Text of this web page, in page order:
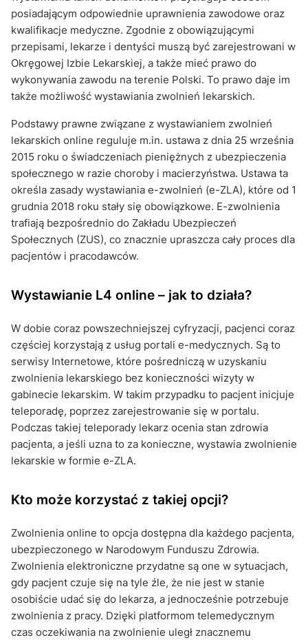
posiadającym odpowiednie uprawnienia zawodowe oraz
kwalifikacje medyczne. Zgodnie z obowiązującymi
przepisami, lekarze i dentyści muszą być zarejestrowani w
Okręgowej Izbie Lekarskiej, a także mieć prawo do
wykonywania zawodu na terenie Polski. To prawo daje im
także możliwość wystawiania zwolnień lekarskich.
Podstawy prawne związane z wystawianiem zwolnień
lekarskich online reguluje m.in. ustawa z dnia 25 września
2015 roku o świadczeniach pieniężnych z ubezpieczenia
społecznego w razie choroby i macierzyństwa. Ustawa ta
określa zasady wystawiania e-zwolnień (e-ZLA), które od 1
grudnia 2018 roku stały się obowiązkowe. E-zwolnienia
trafiają bezpośrednio do Zakładu Ubezpieczeń
Społecznych (ZUS), co znacznie upraszcza cały proces dla
pacjentów i pracodawców.
Wystawianie L4 online – jak to działa?
W dobie coraz powszechniejszej cyfryzacji, pacjenci coraz
częściej korzystają z usług portali e-medycznych. Są to
serwisy Internetowe, które pośredniczą w uzyskaniu
zwolnienia lekarskiego bez konieczności wizyty w
gabinecie lekarskim. W takim przypadku to pacjent inicjuje
teleporadę, poprzez zarejestrowanie się w portalu.
Podczas takiej teleporady lekarz ocenia stan zdrowia
pacjenta, a jeśli uzna to za konieczne, wystawia zwolnienie
lekarskie w formie e-ZLA.
Kto może korzystać z takiej opcji?
Zwolnienia online to opcja dostępna dla każdego pacjenta,
ubezpieczonego w Narodowym Funduszu Zdrowia.
Zwolnienia elektroniczne przydatne są one w sytuacjach,
gdy pacjent czuje się na tyle źle, że nie jest w stanie
osobiście udać się do lekarza, a jednocześnie potrzebuje
zwolnienia z pracy. Dzięki platformom telemedycznym
czas oczekiwania na zwolnienie uległ znacznemu